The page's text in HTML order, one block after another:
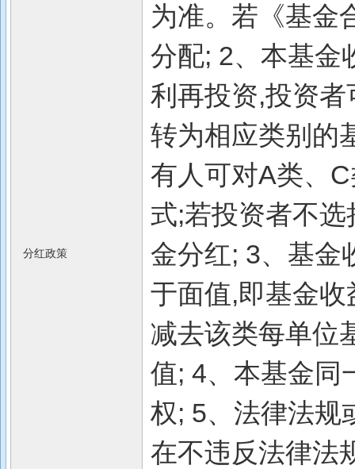
分红政策
为准。若《基金
分配; 2、本基金
利再投资,投资
转为相应类别的
有人可对A类、
式;若投资者不
金分红; 3、基金
于面值,即基金
减去该类每单位
值; 4、本基金同
权; 5、法律法规
在不违反法律法